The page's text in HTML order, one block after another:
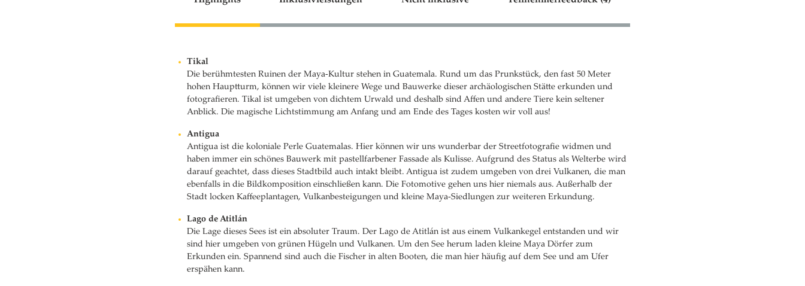
Tikal
Die berühmtesten Ruinen der Maya-Kultur stehen in Guatemala. Rund um das Prunkstück, den fast 50 Meter
hohen Hauptturm, können wir viele kleinere Wege und Bauwerke dieser archäologischen Stätte erkunden und
fotografieren. Tikal ist umgeben von dichtem Urwald und deshalb sind Affen und andere Tiere kein seltener
Anblick. Die magische Lichtstimmung am Anfang und am Ende des Tages kosten wir voll aus!
Antigua
Antigua ist die koloniale Perle Guatemalas. Hier können wir uns wunderbar der Streetfotografie widmen und
haben immer ein schönes Bauwerk mit pastellfarbener Fassade als Kulisse. Aufgrund des Status als Welterbe wird
darauf geachtet, dass dieses Stadtbild auch intakt bleibt. Antigua ist zudem umgeben von drei Vulkanen, die man
ebenfalls in die Bildkomposition einschließen kann. Die Fotomotive gehen uns hier niemals aus. Außerhalb der
Stadt locken Kaffeeplantagen, Vulkanbesteigungen und kleine Maya-Siedlungen zur weiteren Erkundung.
Lago de Atitlán
Die Lage dieses Sees ist ein absoluter Traum. Der Lago de Atitlán ist aus einem Vulkankegel entstanden und wir
sind hier umgeben von grünen Hügeln und Vulkanen. Um den See herum laden kleine Maya Dörfer zum
Erkunden ein. Spannend sind auch die Fischer in alten Booten, die man hier häufig auf dem See und am Ufer
erspähen kann.